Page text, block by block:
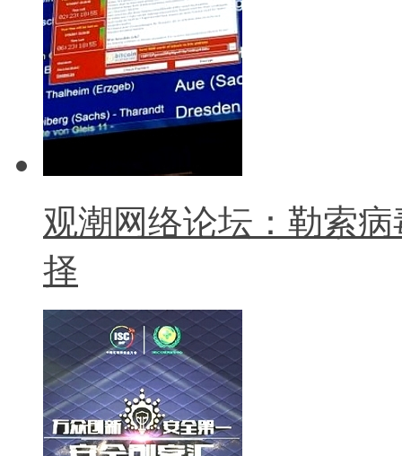
观潮网络论坛：勒索
择